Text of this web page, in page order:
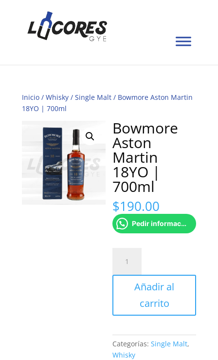
Inicio/ Whisky/ Single Malt/ Bowmore Aston Martin
18YO | 700ml
Bowmore
Aston
Martin
18YO |
700ml
$190.00
Pedir información
Aston
Martin
Añadir al
carrito
Categorías:Single Malt,
Whisky